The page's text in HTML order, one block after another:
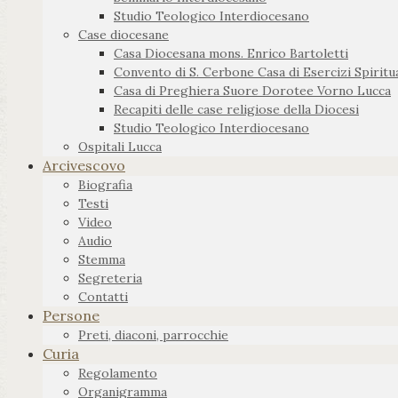
Studio Teologico Interdiocesano
Case diocesane
Casa Diocesana mons. Enrico Bartoletti
Convento di S. Cerbone Casa di Esercizi
Casa di Preghiera Suore Dorotee Vorno Lucca
Recapiti delle case religiose della Diocesi
Studio Teologico Interdiocesano
Ospitali Lucca
Arcivescovo
Biografia
Testi
Video
Audio
Stemma
Segreteria
Contatti
Persone
Preti, diaconi, parrocchie
Curia
Regolamento
Organigramma